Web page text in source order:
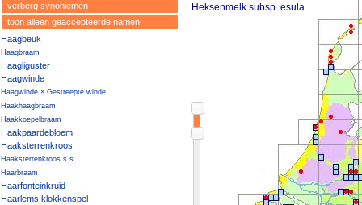
verberg synoniemen
toon alleen geaccepteerde namen
Haagbeuk
Haagbraam
Haagliguster
Haagwinde
Haagwinde × Gestreepte winde
Haakhaagbraam
Haakkoepelbraam
Haakpaardebloem
Haaksterrenkroos
Haaksterrenkroos s.s.
Haarbraam
Haarfonteinkruid
Haarlems klokkenspel
Heksenmelk subsp. esula